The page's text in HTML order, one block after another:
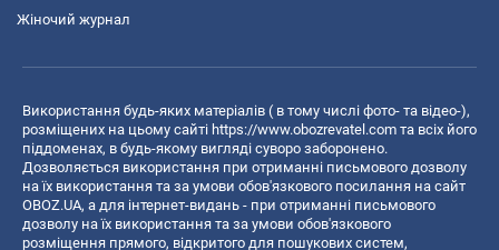
Жіночий журнал
Використання будь-яких матеріалів ( в тому числі фото- та відео-),
розміщених на цьому сайті https://www.obozrevatel.com та всіх його
піддоменах, в будь-якому вигляді суворо заборонено.
Дозволяється використання при отриманні письмового дозволу
на їх використання та за умови обов'язкового посилання на сайт
OBOZ.UA, а для інтернет-видань - при отриманні письмового
дозволу на їх використання та за умови обов'язкового
розміщення прямого, відкритого для пошукових систем,